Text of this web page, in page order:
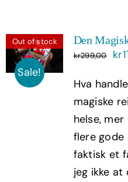
Out of stock
Sale!
Den
kr299,00 kr
Hva
magiske
helse,
flere gode
faktisk et
jeg ikke at